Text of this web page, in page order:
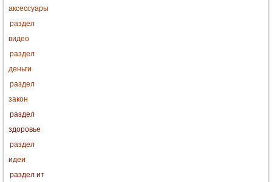
аксессуары
раздел
видео
раздел
деньги
раздел
закон
раздел
здоровье
раздел
идеи
раздел ит